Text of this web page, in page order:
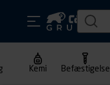
Kemi Befæstigelse